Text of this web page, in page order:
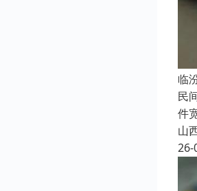
临
民
件
山
26-